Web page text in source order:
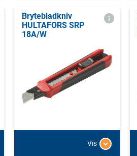
Brytebladkniv
HULTAFORS SRP
18A/W
Vis